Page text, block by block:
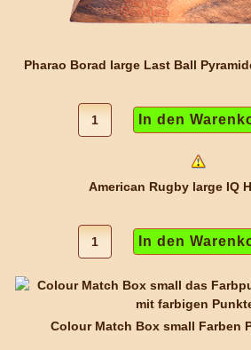
Pharao Borad large Last Ball
American Rugby large IQ
Colour Match Box small Farben